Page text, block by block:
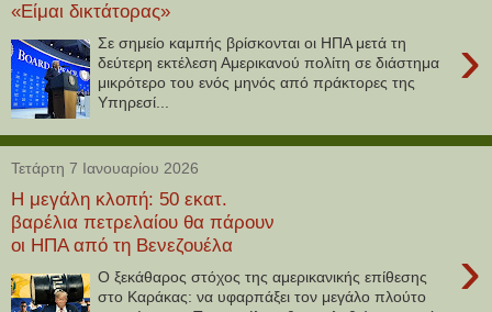
«Είμαι δικτάτορας»
›
Σε σημείο καμπής βρίσκονται οι ΗΠΑ μετά τη
δεύτερη εκτέλεση Αμερικανού πολίτη σε διάστημα
μικρότερο του ενός μηνός από πράκτορες της
Υπηρεσί...
Τετάρτη 7 Ιανουαρίου 2026
Η μεγάλη κλοπή: 50 εκατ.
βαρέλια πετρελαίου θα πάρουν
οι ΗΠΑ από τη Βενεζουέλα
›
Ο ξεκάθαρος στόχος της αμερικανικής επίθεσης
στο Καράκας: να υφαρπάξει τον μεγάλο πλούτο